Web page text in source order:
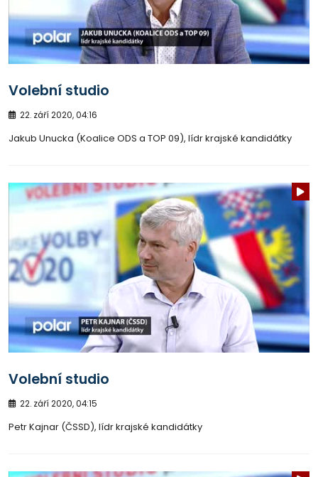
Volební studio
22. září 2020, 04:16
Jakub Unucka (Koalice ODS a TOP 09), lídr krajské kandidátky
Volební studio
22. září 2020, 04:15
Petr Kajnar (ČSSD), lídr krajské kandidátky